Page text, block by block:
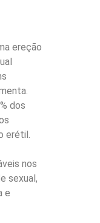
ereção
dos
erétil.
nos
sexual,
e